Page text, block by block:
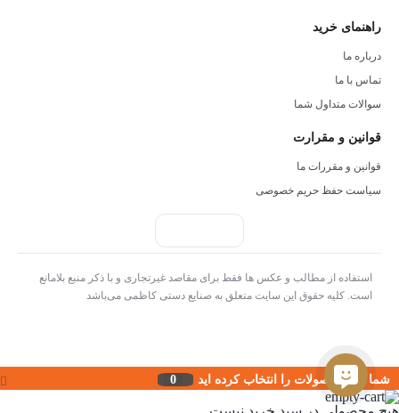
راهنمای خرید
درباره ما
تماس با ما
سوالات متداول شما
قوانین و مقرارت
قوانین و مقررات ما
سیاست حفظ حریم خصوصی
استفاده از مطالب و عکس ها فقط برای مقاصد غیرتجاری و با ذکر منبع بلامانع
است. کلیه حقوق این سایت متعلق به صنایع دستی کاظمی می‌باشد
شما این محصولات را انتخاب کرده اید 0